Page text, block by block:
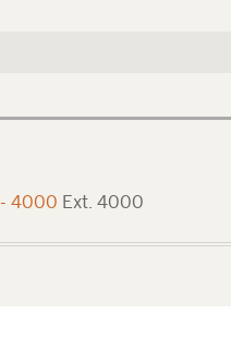
4000 Ext. 4000